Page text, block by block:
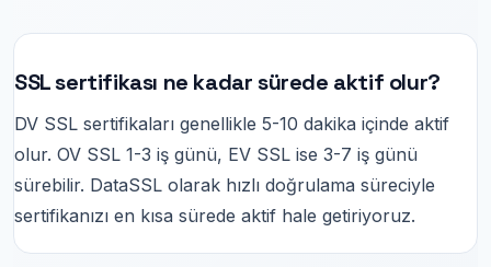
SSL sertifikası ne kadar sürede aktif olur?
DV SSL sertifikaları genellikle 5-10 dakika içinde aktif
olur. OV SSL 1-3 iş günü, EV SSL ise 3-7 iş günü
sürebilir. DataSSL olarak hızlı doğrulama süreciyle
sertifikanızı en kısa sürede aktif hale getiriyoruz.